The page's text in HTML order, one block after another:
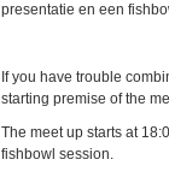
presentatie en een
If you have trouble
starting premise of the
The meet up starts at
fishbowl session.